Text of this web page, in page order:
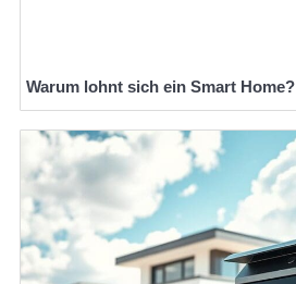
Warum lohnt sich ein Smart Home?